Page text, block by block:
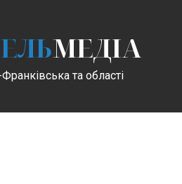
МЕДІА
та області